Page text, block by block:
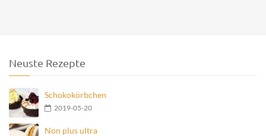
Neuste Rezepte
Schokokörbchen
2019-05-20
Non plus ultra